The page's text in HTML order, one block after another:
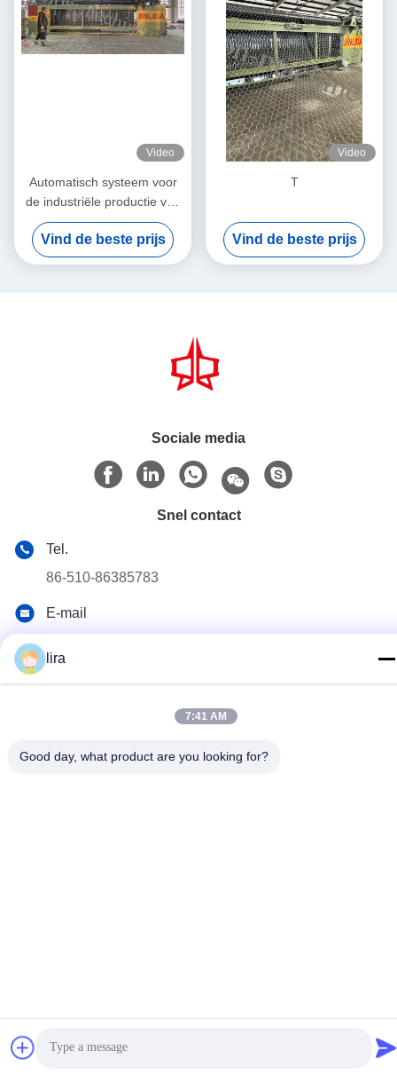
Video
Automatisch systeem voor
de industriële productie van
gabion in grote
hoeveelheden
Vind de beste prijs
Video
T
Vind de beste prijs
Sociale media
Snel contact
Tel.
86-510-86385783
E-mail
Jiangsu-Provincie, China
lira
7:41 AM
Good day, what product are you looking for?